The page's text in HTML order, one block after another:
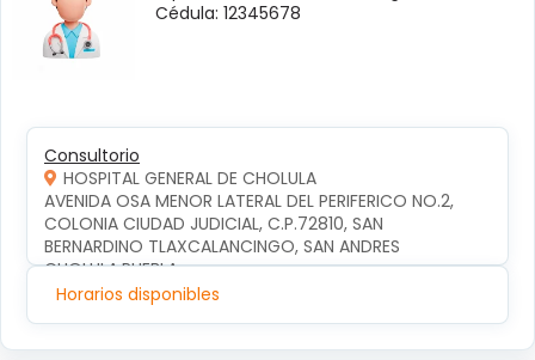
Cédula: 12345678
Consultorio
HOSPITAL GENERAL DE CHOLULA
AVENIDA OSA MENOR LATERAL DEL PERIFERICO NO.2,
COLONIA CIUDAD JUDICIAL, C.P.72810, SAN
BERNARDINO TLAXCALANCINGO, SAN ANDRES
CHOLULA,PUEBLA
Horarios disponibles